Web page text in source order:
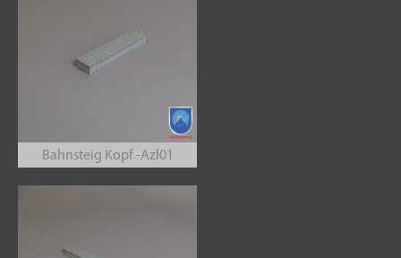
Bahnsteig Kopf -Azl01